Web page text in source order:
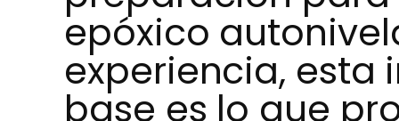
epóxico
experiencia, esta
base es lo que